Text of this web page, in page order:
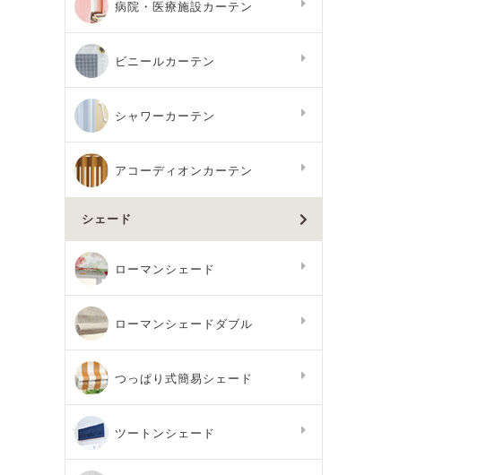
病院・医療施設カーテン
ビニールカーテン
シャワーカーテン
アコーディオンカーテン
シェード
ローマンシェード
ローマンシェードダブル
つっぱり式簡易シェード
ツートンシェード